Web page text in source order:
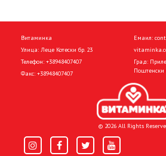
Витаминка
Улица: Леце Котески бр. 23
Телефон: +38948407407
Факс: +38948407407
Емаил:
Град:
Поштенски
© 2026 All Rights